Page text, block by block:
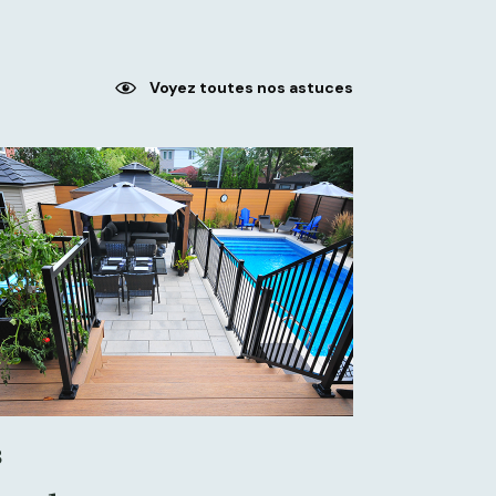
Voyez toutes nos astuces